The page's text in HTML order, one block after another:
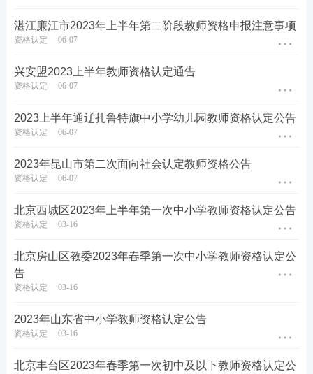
第二阶段：凭《师范生教师职业能力证书》认定教师
资格的教育类研究生、公费师范生参加第二阶段网上
报名。申请人在6月15日8:30至6月24日17:30，登
择“教师资格认定申请入网报入口”如实填写教师资格
四、材料审核
第一阶段现场审核时间：4月27-28日（上午8:30-11:3
0，下午2:30-5:30），第二阶段现场审核时间：6月29
-30日（上午8:30-11:30，下午2:30-5:30），地点：汕
尾市市民服务广场（汕尾市城区S241汕尾城乡金融中
心大厦北侧约40米）三楼综合窗口。业务咨询电话：
3828350。审核时需提供以下材料：
湛江廉江市2023年上半年第二阶段教师资格申报注意事项
资格认定 06-07
兴安盟2023上半年教师资格认定通告
资格认定 06-07
2023上半年通辽扎鲁特旗中小学幼儿园教师资格认定公告
资格认定 06-07
2023年昆山市第二次面向社会认定教师资格公告
资格认定 06-07
北京西城区2023年上半年第一次中小学教师资格认定公告
资格认定 03-16
北京房山区教委2023年春季第一次中小学教师资格认定公
告
资格认定 03-16
2023年山东省中小学教师资格认定公告
资格认定 03-16
北京丰台区2023年春季第一次初中及以下教师资格认定公